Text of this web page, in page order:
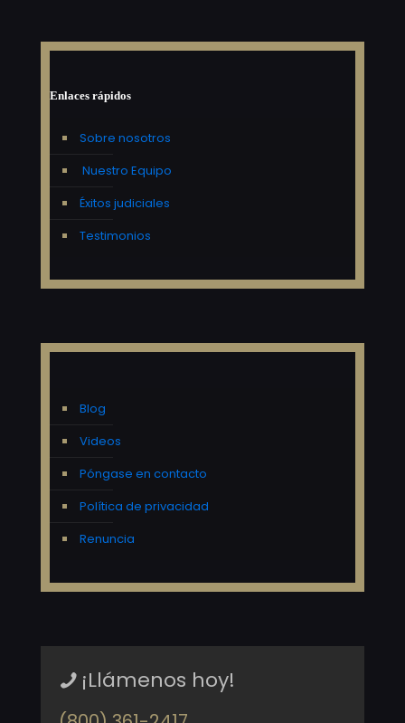
Enlaces rápidos
Sobre nosotros
Nuestro Equipo
Éxitos judiciales
Testimonios
Blog
Videos
Póngase en contacto
Política de privacidad
Renuncia
¡Llámenos hoy!